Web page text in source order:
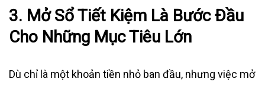
3. Mở Sổ Tiết Kiệm Là Bước Đầu
Cho Những Mục Tiêu Lớn
Dù chỉ là một khoản tiền nhỏ ban đầu, nhưng việc mở